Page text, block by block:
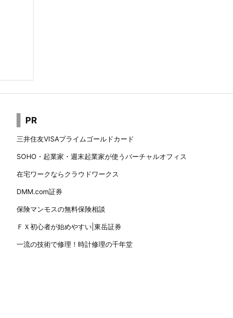
PR
三井住友VISAプライムゴールドカード
SOHO・起業家・週末起業家が使うバーチャルオフィス
在宅ワークならクラウドワークス
DMM.com証券
保険マンモスの無料保険相談
ＦＸ初心者が始めやすい|東岳証券
一流の技術で修理！時計修理の千年堂